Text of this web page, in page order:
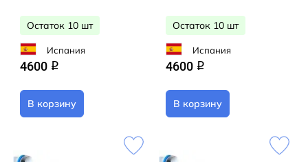
Остаток 10 шт
Испания
4600 q
В корзину
Остаток 10 шт
Испания
4600 q
В корзину